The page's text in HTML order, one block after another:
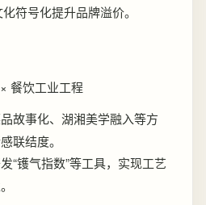
符号化提升品牌溢价。
餐饮工业工程
故事化、湖湘美学融入等方
联结度。
“镬气指数”等工具，实现工艺